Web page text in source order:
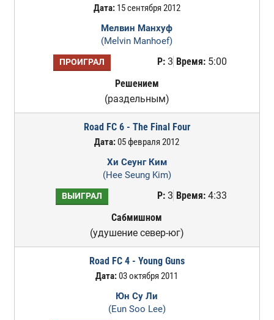
Дата:15 сентября 2012
Мелвин Манхуф
(Melvin Manhoef)
ПРОИГРАЛ Р:3 Время:5:00
Решением
(раздельным)
Road FC 6 - The Final Four
Дата:05 февраля 2012
Хи Сеунг Ким
(Hee Seung Kim)
ВЫИГРАЛ Р:3 Время:4:33
Сабмишном
(удушение север-юг)
Road FC 4 - Young Guns
Дата:03 октября 2011
Юн Су Ли
(Eun Soo Lee)